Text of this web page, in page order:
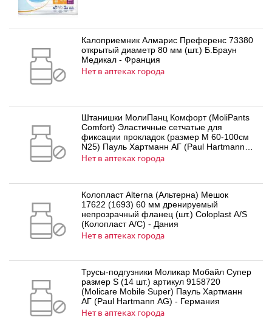
Калоприемник Алмарис Преференс 73380
открытый диаметр 80 мм (шт.) Б.Браун
Медикал - Франция
Нет в аптеках города
Штанишки МолиПанц Комфорт (MoliPants
Comfort) Эластичные сетчатые для
фиксации прокладок (размер M 60-100см
N25) Пауль Хартманн АГ (Paul Hartmann
AG) - Германия
Нет в аптеках города
Колопласт Alterna (Альтерна) Мешок
17622 (1693) 60 мм дренируемый
непрозрачный фланец (шт.) Coloplast A/S
(Колопласт А/С) - Дания
Нет в аптеках города
Трусы-подгузники Моликар Мобайл Супер
размер S (14 шт.) артикул 9158720
(Molicare Mobile Super) Пауль Хартманн
АГ (Paul Hartmann AG) - Германия
Нет в аптеках города